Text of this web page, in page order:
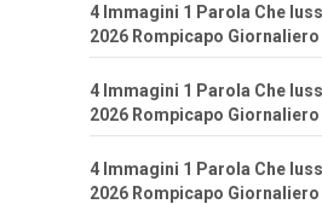
4 Immagini 1 Parola Che
2026 Rompicapo
4 Immagini 1 Parola Che
2026 Rompicapo
4 Immagini 1 Parola Che
2026 Rompicapo